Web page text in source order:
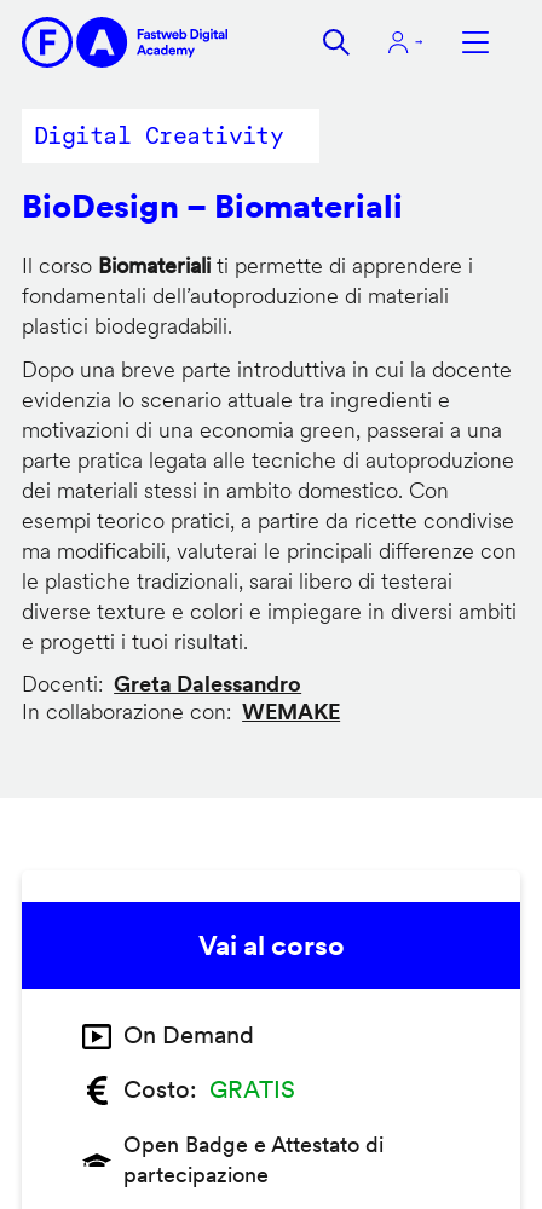
contenuto
Digital Creativity
BioDesign – Biomateriali
Il corso Biomaterialiti permette di apprendere i
fondamentali dell’autoproduzione di materiali
plastici biodegradabili.
Dopo una breve parte introduttiva in cui la docente
evidenzia lo scenario attuale tra ingredienti e
motivazioni di una economia green, passerai a una
parte pratica legata alle tecniche di autoproduzione
dei materiali stessi in ambito domestico. Con
esempi teorico pratici, a partire da ricette condivise
ma modificabili, valuterai le principali differenze con
le plastiche tradizionali, sarai libero di testerai
diverse texture e colori e impiegare in diversi ambiti
e progetti i tuoi risultati.
Docenti
Greta Dalessandro
In collaborazione con
WEMAKE
Vai al corso
On Demand
Costo
GRATIS
Open Badge e Attestato di
partecipazione